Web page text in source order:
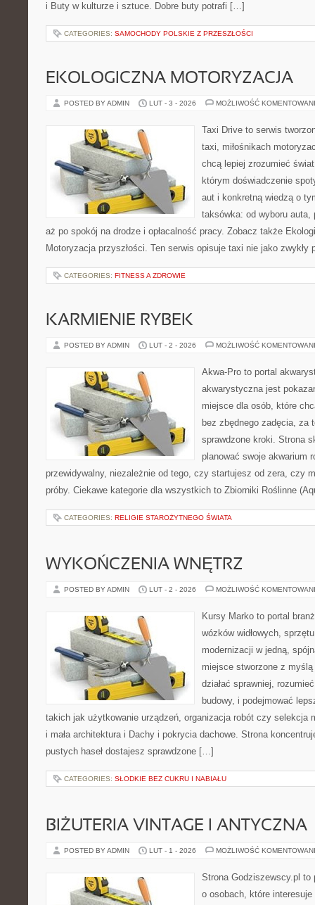
i Buty w kulturze i sztuce. Dobre buty potrafi […]
CATEGORIES: SAMOCHODY POLSKIE Z PRZESZŁOŚCI
EKOLOGICZNA MOTORYZACJA
POSTED BY ADMIN LUT - 3 - 2026 MOŻLIWOŚĆ
Taxi Drive to serwis
taxi, miłośnikach
chcą lepiej zrozumieć
którym doświadczenie
aut i konkretną wiedzą o
taksówka: od wyboru
aż po spokój na drodze i opłacalność pracy. Zobacz także
Motoryzacja przyszłości. Ten serwis opisuje taxi nie jako
CATEGORIES: FITNESS A ZDROWIE
KARMIENIE RYBEK
POSTED BY ADMIN LUT - 2 - 2026 MOŻLIWOŚĆ
Akwa-Pro to portal
akwarystyczna jest
miejsce dla osób, które
bez zbędnego zadęcia, za
sprawdzone kroki. Strona
planować swoje akwarium
przewidywalny, niezależnie od tego, czy startujesz od zera, czy
próby. Ciekawe kategorie dla wszystkich to Zbiorniki Roślinne
CATEGORIES: RELIGIE STAROŻYTNEGO ŚWIATA
WYKOŃCZENIA WNĘTRZ
POSTED BY ADMIN LUT - 2 - 2026 MOŻLIWOŚĆ
Kursy Marko to portal
wózków widłowych,
modernizacji w jedną,
miejsce stworzone z
działać sprawniej,
budowy, i podejmować
takich jak użytkowanie urządzeń, organizacja robót czy selekcja
i mała architektura i Dachy i pokrycia dachowe. Strona
pustych haseł dostajesz sprawdzone […]
CATEGORIES: SŁODKIE BEZ CUKRU I NABIAŁU
BIŻUTERIA VINTAGE I ANTYCZNA
POSTED BY ADMIN LUT - 1 - 2026 MOŻLIWOŚĆ
Strona Godziszewscy.pl to
o osobach, które